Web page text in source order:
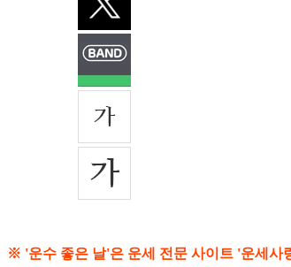
※ '운수 좋은 날'은 운세 전문 사이트 '운세사